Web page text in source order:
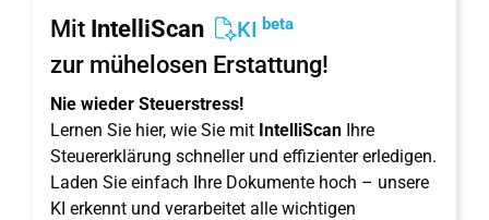
Mit IntelliScan KI beta
zur mühelosen Erstattung!
Nie wieder Steuerstress!
Lernen Sie hier, wie Sie mit IntelliScan Ihre
Steuererklärung schneller und effizienter erledigen.
Laden Sie einfach Ihre Dokumente hoch – unsere
KI erkennt und verarbeitet alle wichtigen